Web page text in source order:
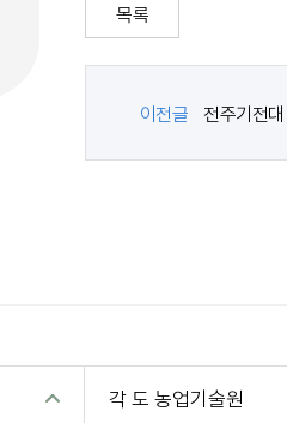
목록
이전글
각 도 농업기술원